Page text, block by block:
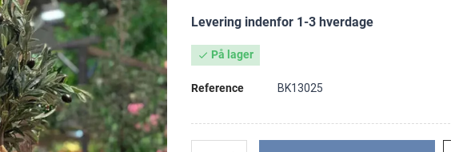
Levering indenfor 1-3 hverdage
 På lager
Reference BK13025